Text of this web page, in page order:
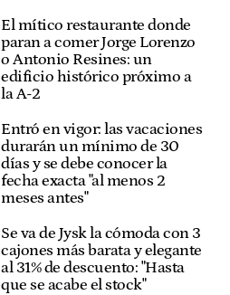
El mítico restaurante donde
paran a comer Jorge Lorenzo
o Antonio Resines: un
edificio histórico próximo a
la A-2
Entró en vigor: las vacaciones
durarán un mínimo de 30
días y se debe conocer la
fecha exacta "al menos 2
meses antes"
Se va de Jysk la cómoda con 3
cajones más barata y elegante
al 31% de descuento: "Hasta
que se acabe el stock"